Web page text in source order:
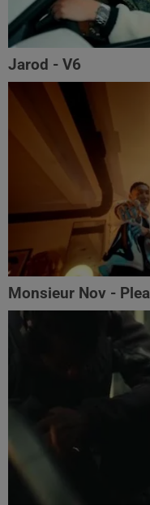
Jarod - V6
Monsieur Nov‬ -